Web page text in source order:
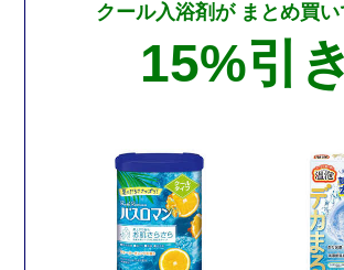
クール入浴剤が まとめ買
15%引き